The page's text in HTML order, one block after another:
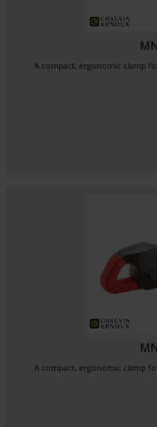
A compact, ergonomic clamp
A compact, ergonomic clamp